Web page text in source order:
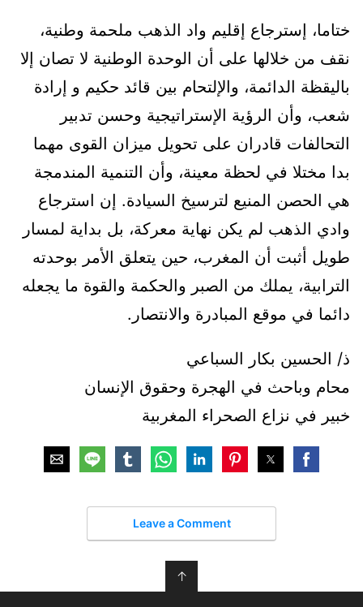
ختاما، إسترجاع إقليم واد الذهب ملحمة وطنية،
نقف من خلالها على أن الوحدة الوطنية لا تصان إلا
باليقظة الدائمة، والإلتحام بين قائد حكيم و إرادة
شعب، وأن الرؤية الإستراتيجية وحسن تدبير
التحالفات قادران على تحويل ميزان القوى مهما
بدا مختلا في لحظة معينة، وأن التنمية المندمجة
هي الحصن المنيع لترسيخ السيادة. إن استرجاع
وادي الذهب لم يكن نهاية معركة، بل بداية لمسار
طويل أثبت أن المغرب، حين يتعلق الأمر بوحدته
الترابية، يملك من الصبر والحكمة والقوة ما يجعله
دائما في موقع المبادرة والانتصار.
ذ/ الحسين بكار السباعي
محام وباحث في الهجرة وحقوق الإنسان
خبير في نزاع الصحراء المغربية
Leave a Comment
↑